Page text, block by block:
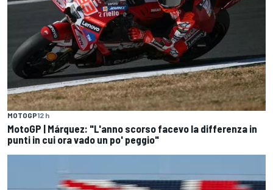
MOTOGP12 h
MotoGP | Márquez: "L'anno scorso facevo la differenza in
punti in cui ora vado un po' peggio"